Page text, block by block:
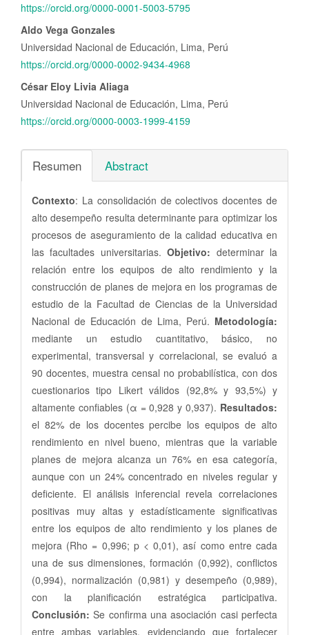
https://orcid.org/0000-0001-5003-5795
Aldo Vega Gonzales
Universidad Nacional de Educación, Lima, Perú
https://orcid.org/0000-0002-9434-4968
César Eloy Livia Aliaga
Universidad Nacional de Educación, Lima, Perú
https://orcid.org/0000-0003-1999-4159
Resumen Abstract
Contexto: La consolidación de colectivos docentes de
alto desempeño resulta determinante para optimizar los
procesos de aseguramiento de la calidad educativa en
las facultades universitarias.Objetivo: determinar la
relación entre los equipos de alto rendimiento y la
construcción de planes de mejora en los programas de
estudio de la Facultad de Ciencias de la Universidad
Nacional de Educación de Lima, Perú. Metodología:
mediante un estudio cuantitativo, básico, no
experimental, transversal y correlacional, se evaluó a
90 docentes, muestra censal no probabilística, con dos
cuestionarios tipo Likert válidos (92,8% y 93,5%) y
altamente confiables (α = 0,928 y 0,937). Resultados:
el 82% de los docentes percibe los equipos de alto
rendimiento en nivel bueno, mientras que la variable
planes de mejora alcanza un 76% en esa categoría,
aunque con un 24% concentrado en niveles regular y
deficiente. El análisis inferencial revela correlaciones
positivas muy altas y estadísticamente significativas
entre los equipos de alto rendimiento y los planes de
mejora (Rho = 0,996; p < 0,01), así como entre cada
una de sus dimensiones, formación (0,992), conflictos
(0,994), normalización (0,981) y desempeño (0,989),
con la planificación estratégica participativa.
Conclusión:Se confirma una asociación casi perfecta
entre ambas variables, evidenciando que fortalecer